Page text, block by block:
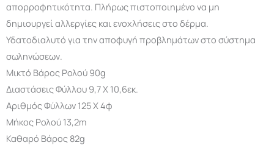
απορροφητικότητα. Πλήρως πιστοποιημένο να μη
δημιουργεί αλλεργίες και ενοχλήσεις στο δέρμα.
Υδατοδιαλυτό για την αποφυγή προβλημάτων στο σύστημα
σωληνώσεων.
Μικτό Βάρος Ρολού 90g
Διαστάσεις Φύλλου 9,7 Χ 10,6εκ.
Αριθμός Φύλλων 125 Χ 4φ
Μήκος Ρολού 13,2m
Καθαρό Βάρος 82g